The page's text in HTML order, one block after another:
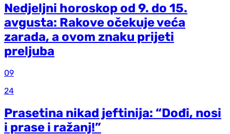
Nedjeljni horoskop od 9. do 15.
avgusta: Rakove očekuje veća
zarada, a ovom znaku prijeti
preljuba
09
24
Prasetina nikad jeftinija: “Dođi, nosi
i prase i ražanj!”